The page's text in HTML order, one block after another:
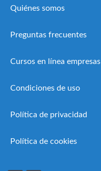
Quiénes somos
Preguntas frecuentes
Cursos en línea empresas
Condiciones de uso
Política de privacidad
Política de cookies